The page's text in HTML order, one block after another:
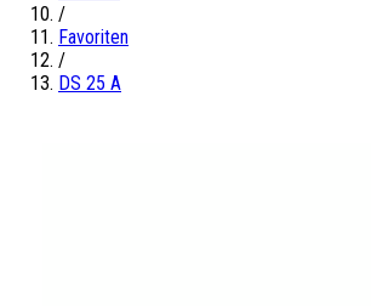
/
Favoriten
/
DS 25 A